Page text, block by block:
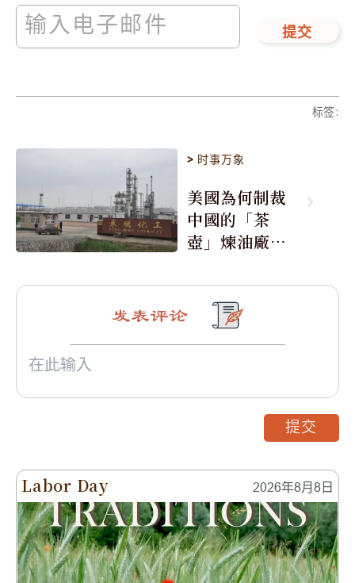
提交
标签:
> 时事万象
美國為何制裁
中國的「茶
壺」煉油廠與4
Labor Day 2026年8月8日
发表评论
提交